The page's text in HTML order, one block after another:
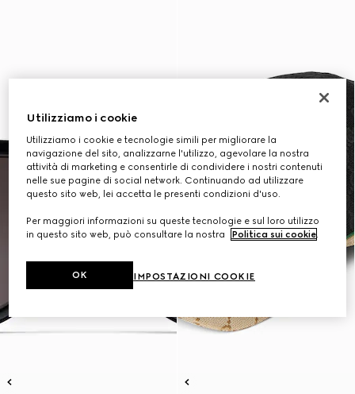
Utilizziamo i cookie
Utilizziamo i cookie e tecnologie simili per migliorare la
navigazione del sito, analizzarne l'utilizzo, agevolare la nostra
attività di marketing e consentirle di condividere i nostri contenuti
nelle sue pagine di social network. Continuando ad utilizzare
questo sito web, lei accetta le presenti condizioni d'uso.
Per maggiori informazioni su queste tecnologie e sul loro utilizzo
in questo sito web, può consultare la nostra
Politica sui cookie.
IMPOSTAZIONI COOKIE
OK